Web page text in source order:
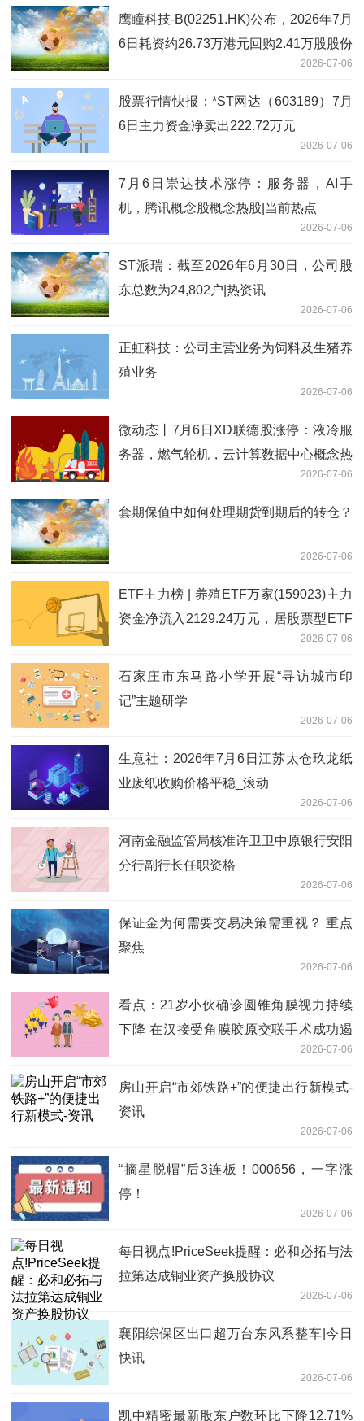
鹰瞳科技-B(02251.HK)公布，2026年7月
6日耗资约26.73万港元回购2.41万股股份
2026-07-06
股票行情快报：*ST网达（603189）7月
6日主力资金净卖出222.72万元
2026-07-06
7月6日崇达技术涨停：服务器，AI手
机，腾讯概念股概念热股|当前热点
2026-07-06
ST派瑞：截至2026年6月30日，公司股
东总数为24,802户|热资讯
2026-07-06
正虹科技：公司主营业务为饲料及生猪养
殖业务
2026-07-06
微动态丨7月6日XD联德股涨停：液冷服
务器，燃气轮机，云计算数据中心概念热
2026-07-06
套期保值中如何处理期货到期后的转仓？
2026-07-06
ETF主力榜 | 养殖ETF万家(159023)主力
资金净流入2129.24万元，居股票型ETF
2026-07-06
石家庄市东马路小学开展“寻访城市印
记”主题研学
2026-07-06
生意社：2026年7月6日江苏太仓玖龙纸
业废纸收购价格平稳_滚动
2026-07-06
河南金融监管局核准许卫卫中原银行安阳
分行副行长任职资格
2026-07-06
保证金为何需要交易决策需重视？ 重点
聚焦
2026-07-06
看点：21岁小伙确诊圆锥角膜视力持续
下降 在汉接受角膜胶原交联手术成功遏
2026-07-06
房山开启“市郊铁路+”的便捷出行新模式-
资讯
2026-07-06
“摘星脱帽”后3连板！000656，一字涨
停！
2026-07-06
每日视点!PriceSeek提醒：必和必拓与法
拉第达成铜业资产换股协议
2026-07-06
襄阳综保区出口超万台东风系整车|今日
快讯
2026-07-06
凯中精密最新股东户数环比下降12.71%